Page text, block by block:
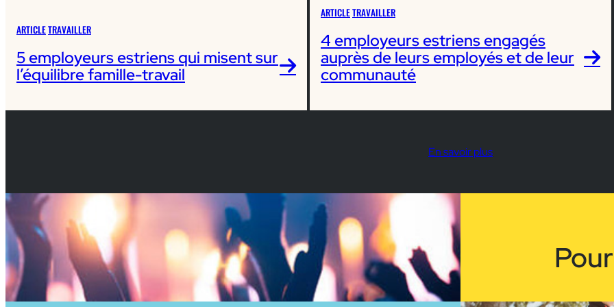
ARTICLETRAVAILLER
5 employeurs estriens qui misent sur
l’équilibre famille-travail
ARTICLETRAVAILLER
4 employeurs estriens engagés
auprès de leurs employés et de leur
communauté
En savoir plus